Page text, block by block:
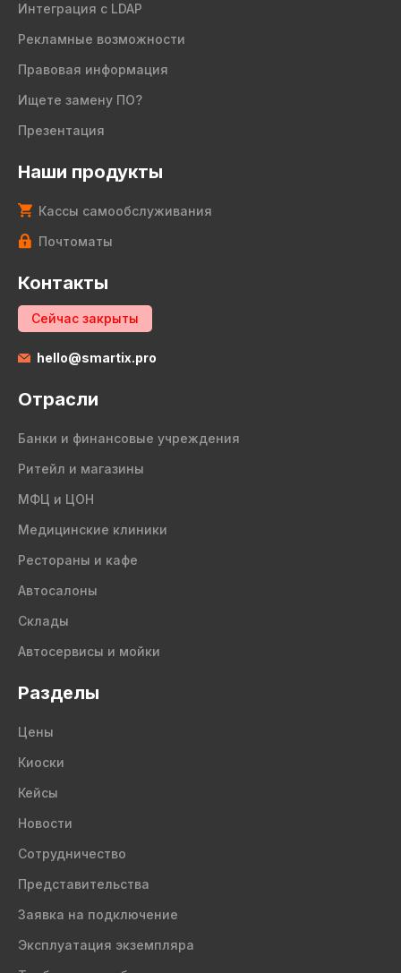
Интеграция с LDAP
Рекламные возможности
Правовая информация
Ищете замену ПО?
Презентация
Наши продукты
Кассы самообслуживания
Почтоматы
Контакты
Сейчас закрыты
hello@smartix.pro
Отрасли
Банки и финансовые учреждения
Ритейл и магазины
МФЦ и ЦОН
Медицинские клиники
Рестораны и кафе
Автосалоны
Склады
Автосервисы и мойки
Разделы
Цены
Киоски
Кейсы
Новости
Сотрудничество
Представительства
Заявка на подключение
Эксплуатация экземпляра